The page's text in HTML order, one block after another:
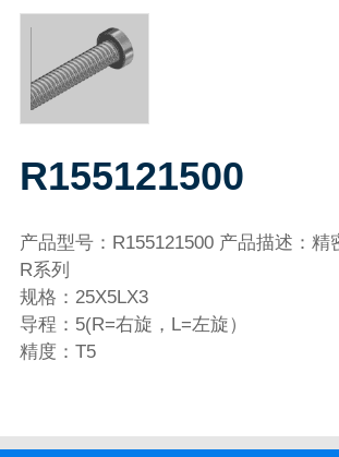
R155121500
产品型号：R155121500 产品描述：精
R系列
规格：25X5LX3
导程：5(R=右旋，L=左旋）
精度：T5